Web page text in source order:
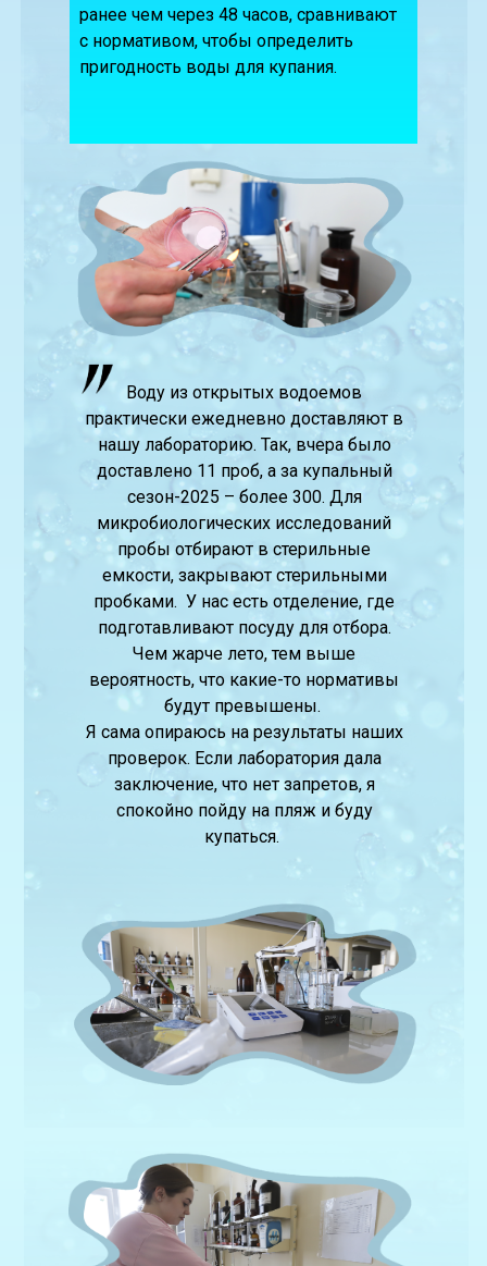
Воду из открытых водоемов
практически ежедневно доставляют в
нашу лабораторию. Так, вчера было
доставлено 11 проб, а за купальный
сезон-2025 – более 300. Для
микробиологических исследований
пробы отбирают в стерильные
емкости, закрывают стерильными
пробками. У нас есть отделение, где
подготавливают посуду для отбора.
Чем жарче лето, тем выше
вероятность, что какие-то нормативы
будут превышены.
Я сама опираюсь на результаты наших
проверок. Если лаборатория дала
заключение, что нет запретов, я
спокойно пойду на пляж и буду
купаться.
ранее чем через 48 часов, сравнивают
с нормативом, чтобы определить
пригодность воды для купания.